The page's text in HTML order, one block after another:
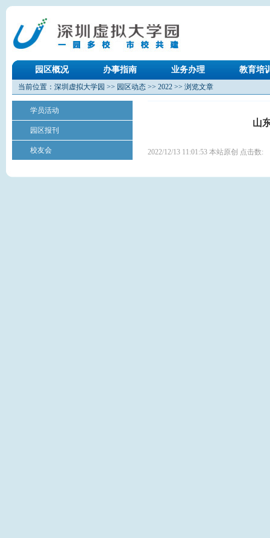
园区概况 办事指南 业务办理 教育培
当前位置： 深圳虚拟大学园 >> 园区动态 >> 2022 >> 浏览文章
学员活动
园区报刊
校友会
山
2022/12/13 11:01:53 本站原创 点击数: